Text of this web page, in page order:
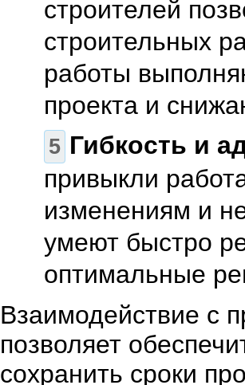
строителей
строительных
работы
проекта и
Гибкость и
привыкли
изменениям и
умеют быстро
оптимальные
Взаимодействие с
позволяет
сохранить сроки